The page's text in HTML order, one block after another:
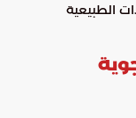
الطبيعية